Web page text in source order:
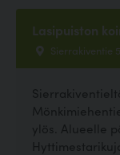
Lasipuiston
Sierrakiventie
ylös. Alueelle